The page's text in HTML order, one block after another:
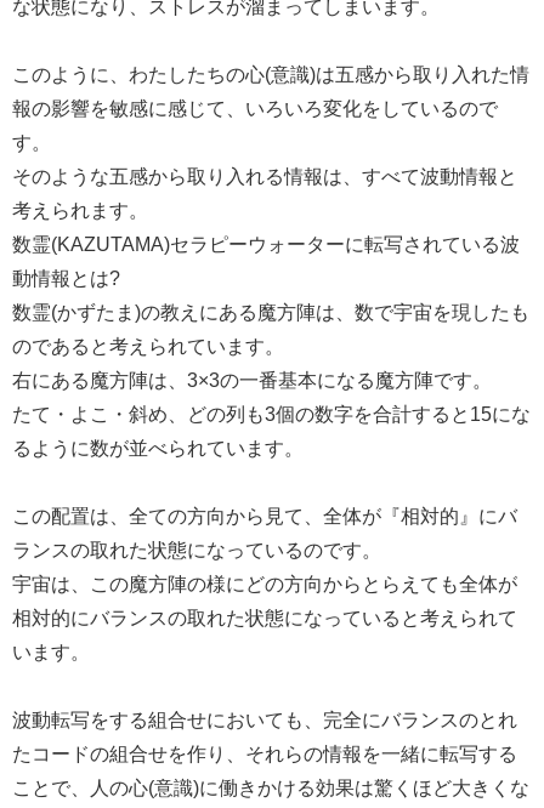
な状態になり、ストレスが溜まってしまいます。
このように、わたしたちの心(意識)は五感から取り入れた情
報の影響を敏感に感じて、いろいろ変化をしているので
す。
そのような五感から取り入れる情報は、すべて波動情報と
考えられます。
数霊(KAZUTAMA)セラピーウォーターに転写されている波
動情報とは?
数霊(かずたま)の教えにある魔方陣は、数で宇宙を現したも
のであると考えられています。
右にある魔方陣は、3×3の一番基本になる魔方陣です。
たて・よこ・斜め、どの列も3個の数字を合計すると15にな
るように数が並べられています。
この配置は、全ての方向から見て、全体が『相対的』にバ
ランスの取れた状態になっているのです。
宇宙は、この魔方陣の様にどの方向からとらえても全体が
相対的にバランスの取れた状態になっていると考えられて
います。
波動転写をする組合せにおいても、完全にバランスのとれ
たコードの組合せを作り、それらの情報を一緒に転写する
ことで、人の心(意識)に働きかける効果は驚くほど大きくな